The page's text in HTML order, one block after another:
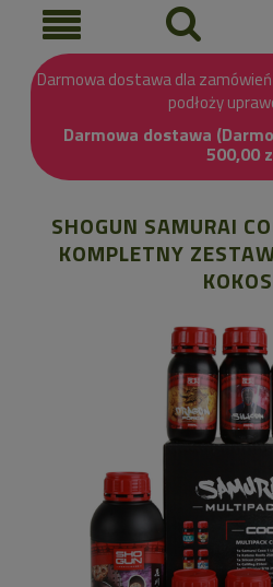
Darmowa dostawa dla zamówień
podłoży
Darmowa dostawa
500,00
SHOGUN SAMURAI
KOMPLETNY